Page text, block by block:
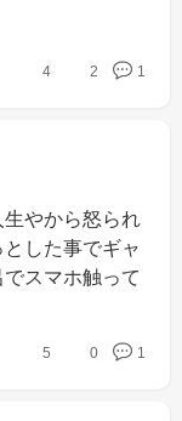
4 2 1
やから怒られ
した事でギャ
スマホ触って
5 0 1